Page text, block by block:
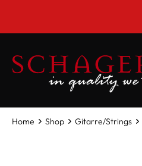
Home Shop Gitarre/Strings